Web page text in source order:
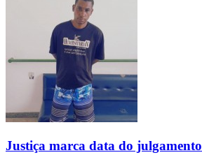
Justiça marca data do